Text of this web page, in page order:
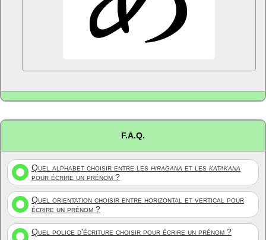
F.A.Q.
Quel alphabet choisir entre les hiragana et les katakana
pour écrire un prénom ?
Quel orientation choisir entre horizontal et vertical pour
écrire un prénom ?
Quel police d'écriture choisir pour écrire un prénom ?